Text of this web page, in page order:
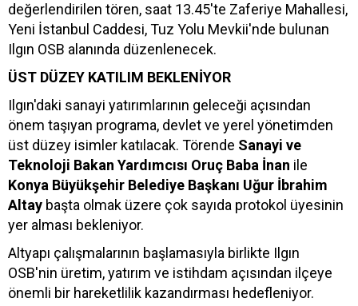
değerlendirilen tören, saat 13.45'te Zaferiye Mahallesi,
Yeni İstanbul Caddesi, Tuz Yolu Mevkii'nde bulunan
Ilgın OSB alanında düzenlenecek.
ÜST DÜZEY KATILIM BEKLENİYOR
Ilgın'daki sanayi yatırımlarının geleceği açısından
önem taşıyan programa, devlet ve yerel yönetimden
üst düzey isimler katılacak. Törende Sanayi ve
Teknoloji Bakan Yardımcısı Oruç Baba İnan ile
Konya Büyükşehir Belediye Başkanı Uğur İbrahim
Altay başta olmak üzere çok sayıda protokol üyesinin
yer alması bekleniyor.
Altyapı çalışmalarının başlamasıyla birlikte Ilgın
OSB'nin üretim, yatırım ve istihdam açısından ilçeye
önemli bir hareketlilik kazandırması hedefleniyor.